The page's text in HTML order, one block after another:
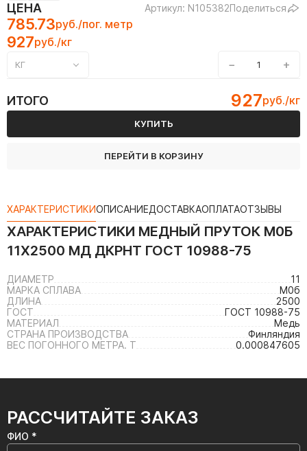
ЦЕНА Артикул: N105382Поделиться
785.73руб./пог. метр
927руб./кг
КГ − +
ИТОГО 927руб./кг
КУПИТЬ
ПЕРЕЙТИ В КОРЗИНУ
ХАРАКТЕРИСТИКИОПИСАНИЕДОСТАВКАОПЛАТАОТЗЫВЫ
ХАРАКТЕРИСТИКИ МЕДНЫЙ ПРУТОК М0Б
11Х2500 МД ДКРНТ ГОСТ 10988-75
ДИАМЕТР
11
МАРКА СПЛАВА
М0б
ДЛИНА
2500
ГОСТ
ГОСТ 10988-75
МАТЕРИАЛ
Медь
СТРАНА ПРОИЗВОДСТВА
Финляндия
ВЕС ПОГОННОГО МЕТРА. Т
0.000847605
РАССЧИТАЙТЕ ЗАКАЗ
ФИО *